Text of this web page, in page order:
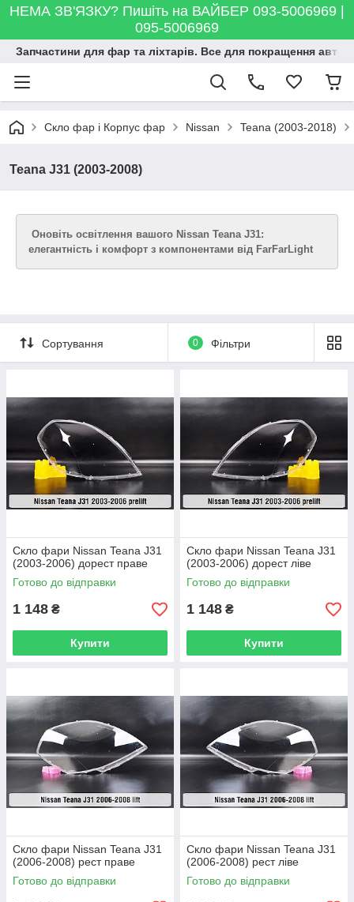
НЕМА ЗВ'ЯЗКУ? Пишіть на ВАЙБЕР 093-5006969 |
095-5006969
Запчастини для фар та ліхтарів. Все для покращення
Скло фар і Корпус фар Nissan Teana (2003-2018)
Teana J31 (2003-2008)
Оновіть освітлення вашого Nissan Teana J31:
елегантність і комфорт з компонентами від FarFarLight
Сортування 0 Фільтри
Скло фари Nissan Teana J31
(2003-2006) дорест праве
Готово до відправки
1 148 ₴
Купити
Скло фари Nissan Teana J31
(2003-2006) дорест ліве
Готово до відправки
1 148 ₴
Купити
Скло фари Nissan Teana J31
(2006-2008) рест праве
Готово до відправки
Скло фари Nissan Teana J31
(2006-2008) рест ліве
Готово до відправки